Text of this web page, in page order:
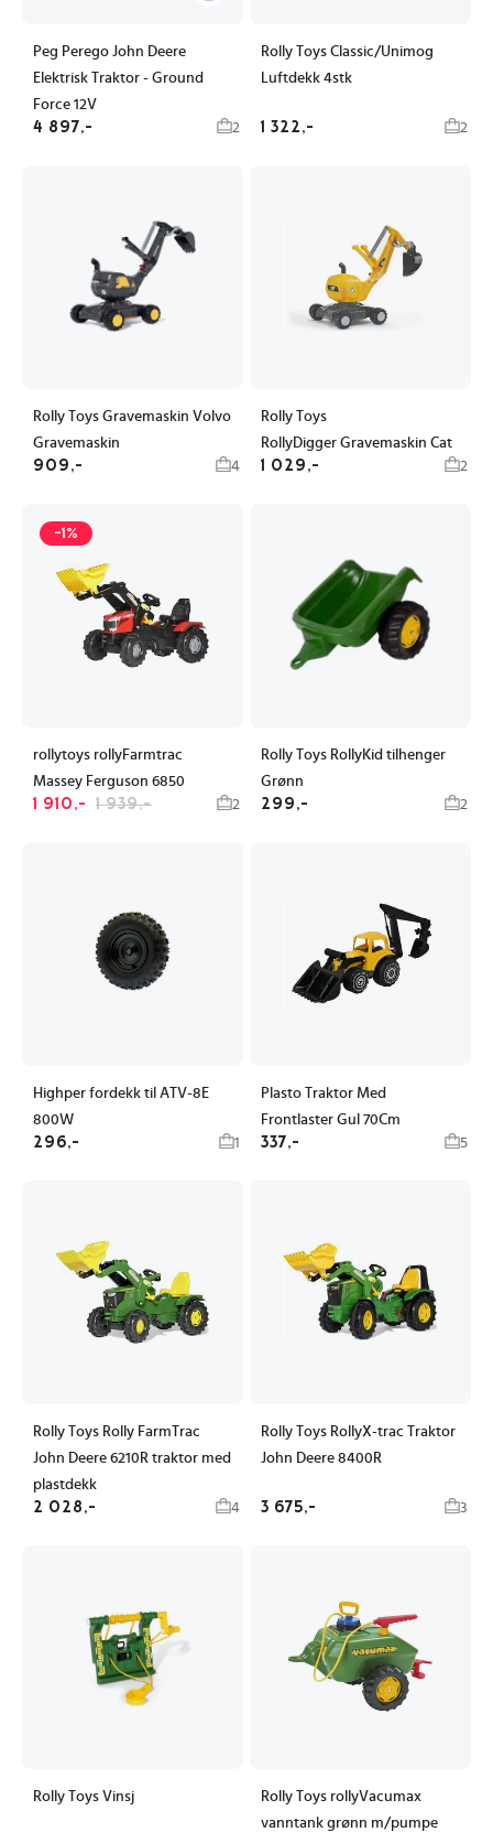
Peg Perego John Deere
Elektrisk Traktor - Ground
Force 12V
4 897,- 2
Rolly Toys Classic/Unimog
Luftdekk 4stk
1 322,- 2
Rolly Toys Gravemaskin Volvo
Gravemaskin
909,- 4
Rolly Toys
RollyDigger Gravemaskin Cat
1 029,- 2
-1%
rollytoys rollyFarmtrac
Massey Ferguson 6850
1 910,- 1 939,- 2
Rolly Toys RollyKid tilhenger
Grønn
299,- 2
Highper fordekk til ATV-8E
800W
296,- 1
Plasto Traktor Med
Frontlaster Gul 70Cm
337,- 5
Rolly Toys Rolly FarmTrac
John Deere 6210R traktor med
plastdekk
2 028,- 4
Rolly Toys RollyX-trac Traktor
John Deere 8400R
3 675,- 3
Rolly Toys Vinsj
Rolly Toys rollyVacumax
vanntank grønn m/pumpe